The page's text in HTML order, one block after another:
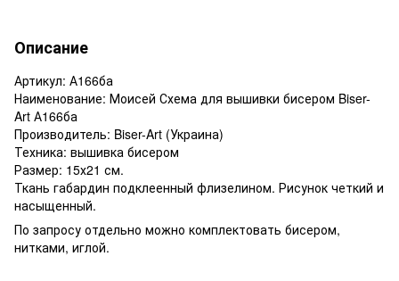
Описание
Артикул: А166ба
Наименование: Моисей Схема для вышивки бисером Biser-
Art А166ба
Производитель: Biser-Art (Украина)
Техника: вышивка бисером
Размер: 15х21 см.
Ткань габардин подклеенный флизелином. Рисунок четкий и
насыщенный.
По запросу отдельно можно комплектовать бисером,
нитками, иглой.